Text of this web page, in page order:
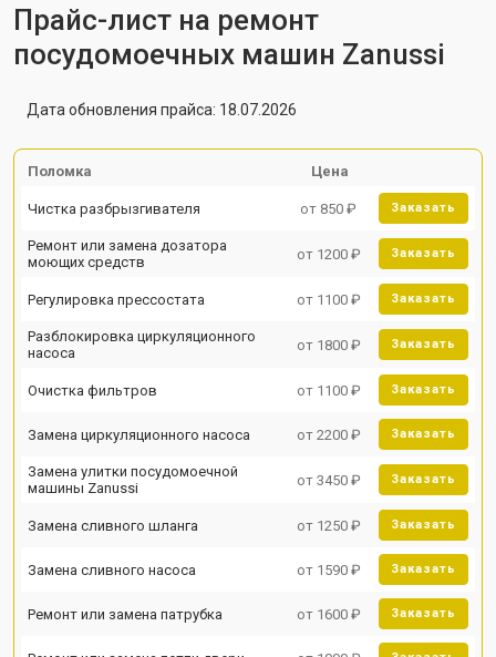
Прайс-лист на ремонт
посудомоечных машин Zanussi
Дата обновления прайса: 18.07.2026
Поломка Цена
Чистка разбрызгивателя от 850 ₽ Заказать
Ремонт или замена дозатора
моющих средств
от 1200 ₽ Заказать
Регулировка прессостата от 1100 ₽ Заказать
Разблокировка циркуляционного
насоса
от 1800 ₽ Заказать
Очистка фильтров от 1100 ₽ Заказать
Замена циркуляционного насоса от 2200 ₽ Заказать
Замена улитки посудомоечной
машины Zanussi
от 3450 ₽ Заказать
Замена сливного шланга от 1250 ₽ Заказать
Замена сливного насоса от 1590 ₽ Заказать
Ремонт или замена патрубка от 1600 ₽ Заказать